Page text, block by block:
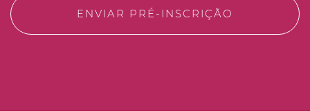
ENVIAR PRÉ-INSCRIÇÃO